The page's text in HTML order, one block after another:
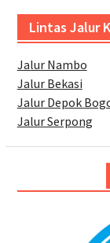
Lintas Jalur
Jalur Nambo
Jalur Bekasi
Jalur Depok
Jalur Serpong